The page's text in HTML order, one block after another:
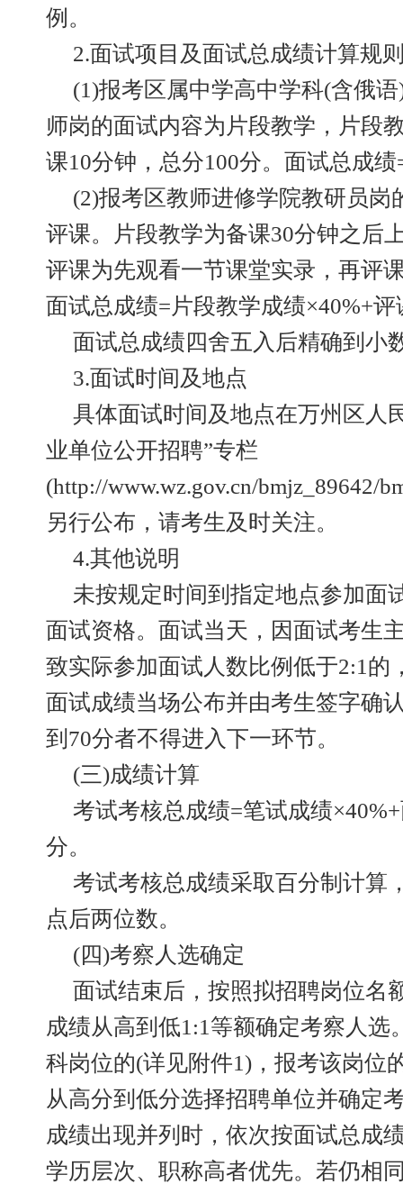
例。
2.面试项目及面试总成绩计算规
(1)报考区属中学高中学科(含俄
师岗的面试内容为片段教学，片段
课10分钟，总分100分。面试总成
(2)报考区教师进修学院教研员岗
评课。片段教学为备课30分钟之后
评课为先观看一节课堂实录，再评
面试总成绩=片段教学成绩×40%+
面试总成绩四舍五入后精确到小
3.面试时间及地点
具体面试时间及地点在万州区人
业单位公开招聘”专栏
(http://www.wz.gov.cn/bmjz_89642/
另行公布，请考生及时关注。
4.其他说明
未按规定时间到指定地点参加面
面试资格。面试当天，因面试考生
致实际参加面试人数比例低于2:1的
面试成绩当场公布并由考生签字确
到70分者不得进入下一环节。
(三)成绩计算
考试考核总成绩=笔试成绩
分。
考试考核总成绩采取百分制计算
点后两位数。
(四)考察人选确定
面试结束后，按照拟招聘岗位名
成绩从高到低1:1等额确定考察人选
科岗位的(详见附件1)，报考该岗位
从高分到低分选择招聘单位并确定
成绩出现并列时，依次按面试总成
学历层次、职称高者优先。若仍相